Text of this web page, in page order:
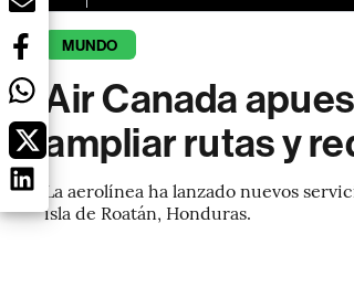
MUNDO
Air Canada
ampliar rutas y
La aerolínea ha lanzado nuevos
isla de Roatán, Honduras.